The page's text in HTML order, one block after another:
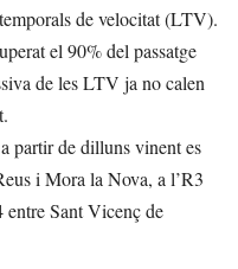
de velocitat (LTV).
el 90% del passatge
de les LTV ja no calen
partir de dilluns vinent es
i Mora la Nova, a l’R3
entre Sant Vicenç de